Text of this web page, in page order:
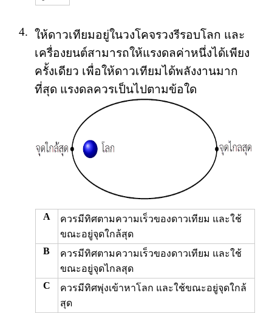
4. ให้ดาวเทียมอยู่ในวงโคจรวงรีรอบโลก และ
เครื่องยนต์สามารถให้แรงดลค่าหนึ่งได้เพียง
ครั้งเดียว เพื่อให้ดาวเทียมได้พลังงานมาก
ที่สุด แรงดลควรเป็นไปตามข้อใด
A
ควรมีทิศตามความเร็วของดาวเทียม และใช้
ขณะอยู่จุดใกล้สุด
B
ควรมีทิศตามความเร็วของดาวเทียม และใช้
ขณะอยู่จุดไกลสุด
C
ควรมีทิศพุ่งเข้าหาโลก และใช้ขณะอยู่จุดใกล้
สุด